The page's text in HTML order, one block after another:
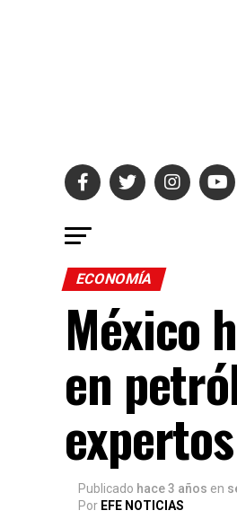
ECONOMÍA
México
en
expertos
Publicado hace 3 años en
Por EFE NOTICIAS